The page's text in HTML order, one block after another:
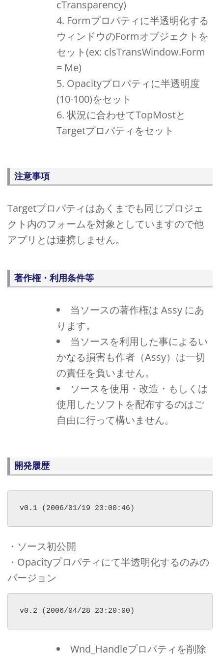
cTransparency)
Formプロパティに半透明化する
ウィンドウのFormオブジェクトを
セット(ex: clsTransWindow.Form
= Me)
Opacityプロパティに半透明度
(10-100)をセット
状況に合わせてTopMostと
Targetプロパティをセット
注意事項
Targetプロパティはあくまでも同じプロジェ
クト内のフォームを対象としていますので他
アプリとは連携しません。
著作権・利用条件等
当ソースの著作権は Assy にあ
ります。
当ソースを利用した事によるい
かなる損害も作者（Assy）は一切
の責任を負いません。
ソースを使用・改造・もしくは
使用したソフトを配布するのはご
自由に行って構いません。
開発履歴
v0.1 (2006/01/19 23:00:46)
・ソース初公開
・Opacityプロパティにて半透明化するのみの
バージョン
v0.2 (2006/04/28 23:20:00)
Wnd_Handleプロパティを削除